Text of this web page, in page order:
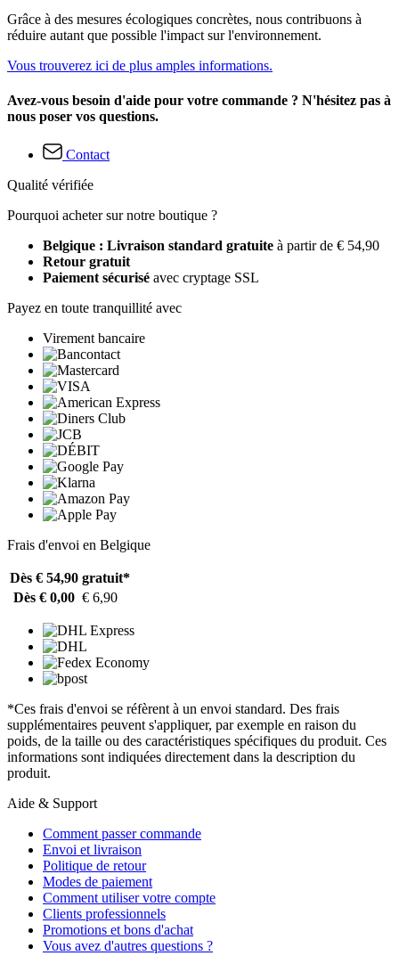
Grâce à des mesures écologiques concrètes, nous contribuons à
réduire autant que possible l'impact sur l'environnement.
Vous trouverez ici de plus amples informations.
Avez-vous besoin d'aide pour votre commande ? N'hésitez pas à
nous poser vos questions.
Contact
Qualité vérifiée
Pourquoi acheter sur notre boutique ?
Belgique : Livraison standard gratuite à partir de € 54,90
Retour gratuit
Paiement sécurisé avec cryptage SSL
Payez en toute tranquillité avec
Virement bancaire
Frais d'envoi en Belgique
Dès € 54,90 gratuit*
Dès € 0,00 € 6,90
*Ces frais d'envoi se réfèrent à un envoi standard. Des frais
supplémentaires peuvent s'appliquer, par exemple en raison du
poids, de la taille ou des caractéristiques spécifiques du produit. Ces
informations sont indiquées directement dans la description du
produit.
Aide & Support
Comment passer commande
Envoi et livraison
Politique de retour
Modes de paiement
Comment utiliser votre compte
Clients professionnels
Promotions et bons d'achat
Vous avez d'autres questions ?